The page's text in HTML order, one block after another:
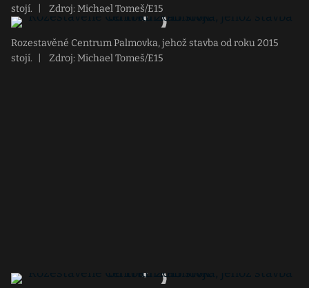
stojí.
Zdroj: Michael Tomeš/E15
Rozestavěné Centrum Palmovka, jehož stavba od roku 2015
stojí.
Zdroj: Michael Tomeš/E15